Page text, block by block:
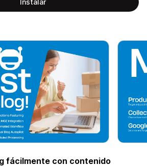
Instalar
fácilmente con contenido